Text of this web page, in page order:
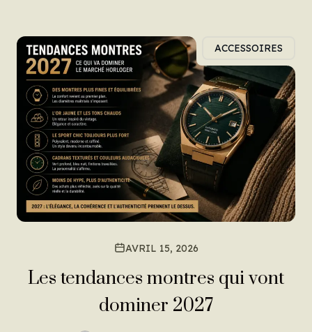
ACCESSOIRES
AVRIL 15, 2026
Les tendances montres qui vont
dominer 2027